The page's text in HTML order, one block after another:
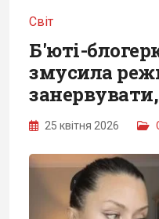
Світ
Б'юті-
змусила
25 квітня 2026